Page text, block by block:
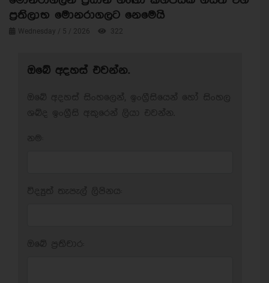
ප්‍රතිලාභ මොනරාගලට නෙමෙයි
Wednesday / 5 / 2026 322
ඔබේ අදහස් එවන්න.